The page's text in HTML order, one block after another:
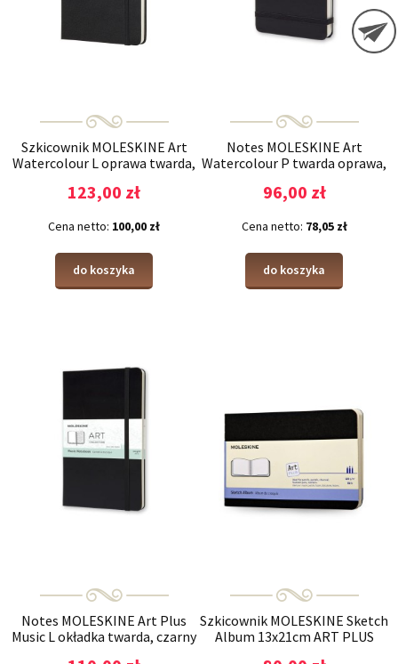
Szkicownik MOLESKINE Art
Watercolour L oprawa twarda,
123,00 zł
Cena netto: 100,00 zł
do koszyka
Notes MOLESKINE Art
Watercolour P twarda oprawa,
96,00 zł
Cena netto: 78,05 zł
do koszyka
Notes MOLESKINE Art Plus
Music L okładka twarda, czarny
Szkicownik MOLESKINE Sketch
Album 13x21cm ART PLUS